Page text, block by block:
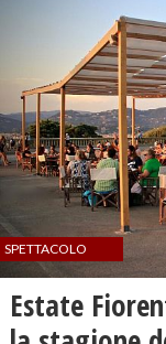
SPETTACOLO
Estate